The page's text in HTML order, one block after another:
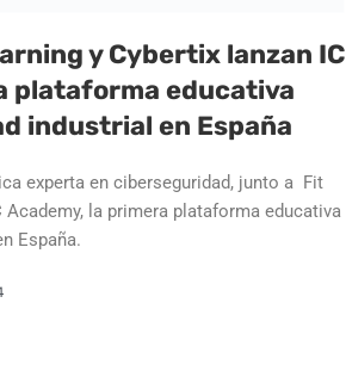
y Cybertix lanzan IC
plataforma educativa
industrial en España
experta en ciberseguridad, junto a Fit
Academy, la primera plataforma educativa
España.